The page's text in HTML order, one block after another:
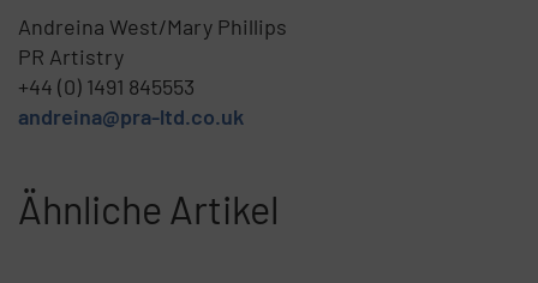
Andreina West/Mary Phillips
PR Artistry
+44 (0) 1491 845553
andreina@pra-ltd.co.uk
Ähnliche Artikel